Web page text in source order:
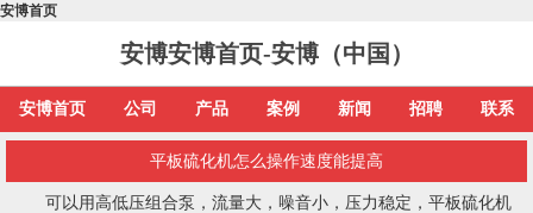
安博首页
安博安博首页-安博（中国）
安博首页 公司 产品 案例 新闻 招聘 联系
平板硫化机怎么操作速度能提高
可以用高低压组合泵，流量大，噪音小，压力稳定，平板硫化机